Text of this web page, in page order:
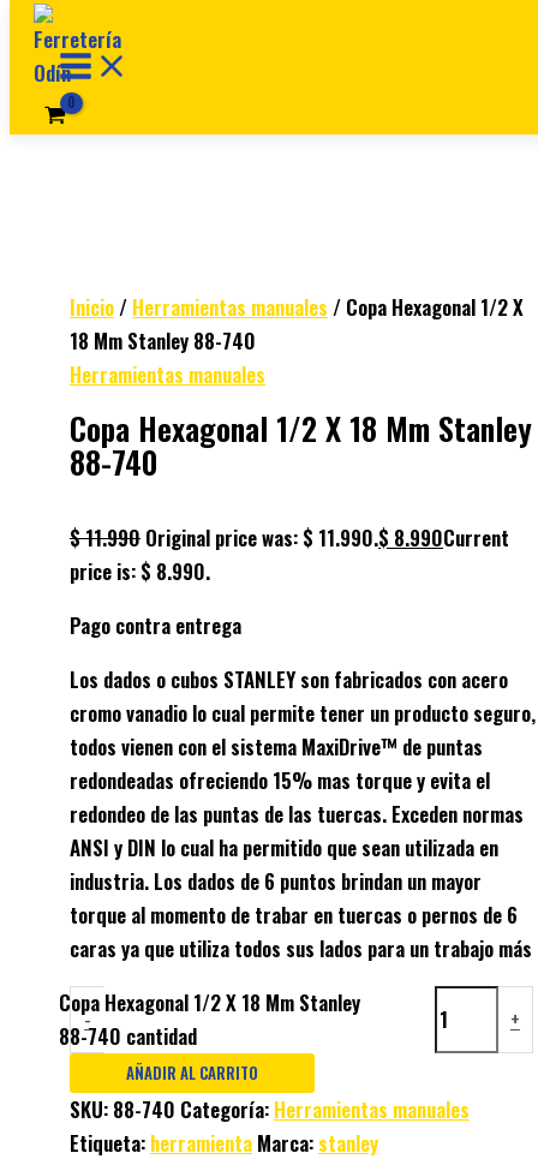
Ir al contenido
Inicio/ Herramientas manuales / Copa Hexagonal 1/2 X
18 Mm Stanley 88-740
Herramientas manuales
Copa Hexagonal 1/2 X 18 Mm Stanley
88-740
$11.990 Original price was: $ 11.990.$ 8.990Current
price is: $ 8.990.
Pago contra entrega
Los dados o cubos STANLEY son fabricados con acero
cromo vanadio lo cual permite tener un producto seguro,
todos vienen con el sistema MaxiDrive™ de puntas
redondeadas ofreciendo 15% mas torque y evita el
redondeo de las puntas de las tuercas. Exceden normas
ANSI y DIN lo cual ha permitido que sean utilizada en
industria. Los dados de 6 puntos brindan un mayor
torque al momento de trabar en tuercas o pernos de 6
caras ya que utiliza todos sus lados para un trabajo más
-
Copa Hexagonal 1/2 X 18 Mm Stanley
88-740 cantidad
+
AÑADIR AL CARRITO
SKU: 88-740 Categoría: Herramientas manuales
Etiqueta: herramienta Marca: stanley